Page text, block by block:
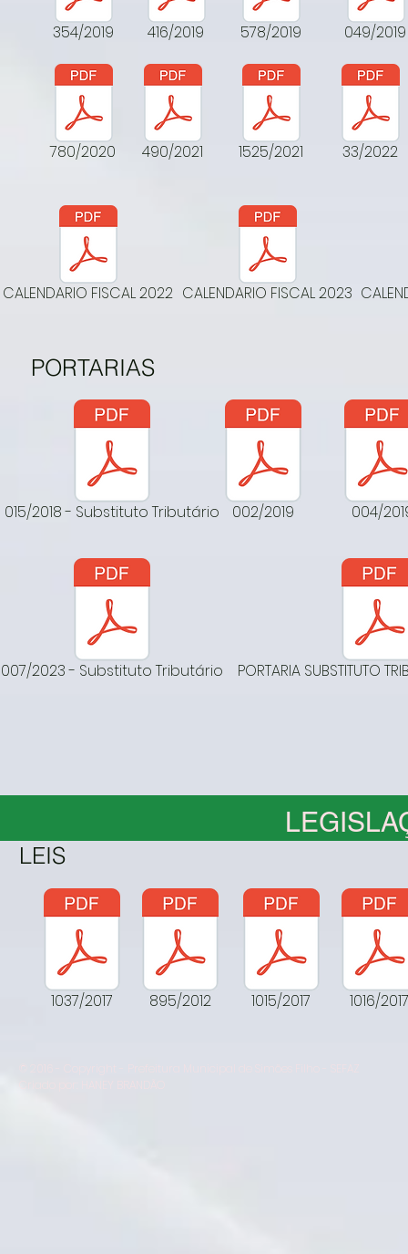
354/2019 416/2019 578/2019 049/2019
490/2021
780/2020 1525/2021 33/2022
CALENDARIO FISCAL 2022 CALENDARIO FISCAL 2023
PORTARIAS
015/2018 - Substituto Tributário 002/2019 004/
007/2023 - Substituto Tributário PORTARIA SUBSTITUTO
LEIS
1037/2017 895/2012 1015/2017 1016/
© 2016 - Copyright - Prefeitura Municipal de Simões Filho - SEFAZ